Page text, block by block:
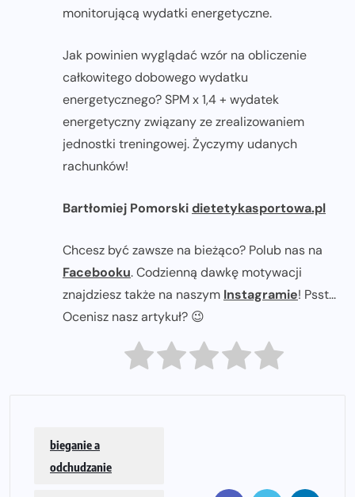
monitorującą wydatki energetyczne.
Jak powinien wyglądać wzór na obliczenie
całkowitego dobowego wydatku
energetycznego? SPM x 1,4 + wydatek
energetyczny związany ze zrealizowaniem
jednostki treningowej. Życzymy udanych
rachunków!
Bartłomiej Pomorskidietetykasportowa.pl
Chcesz być zawsze na bieżąco? Polub nas na
Facebooku. Codzienną dawkę motywacji
znajdziesz także na naszym Instagramie! Psst...
Ocenisz nasz artykuł? 😉
bieganie a
odchudzanie